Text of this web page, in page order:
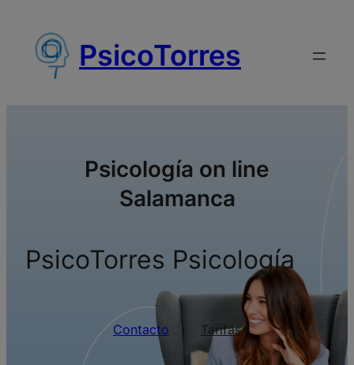
contenido
PsicoTorres
Psicología on line
Salamanca
PsicoTorres Psicología
Contacto Tarifas